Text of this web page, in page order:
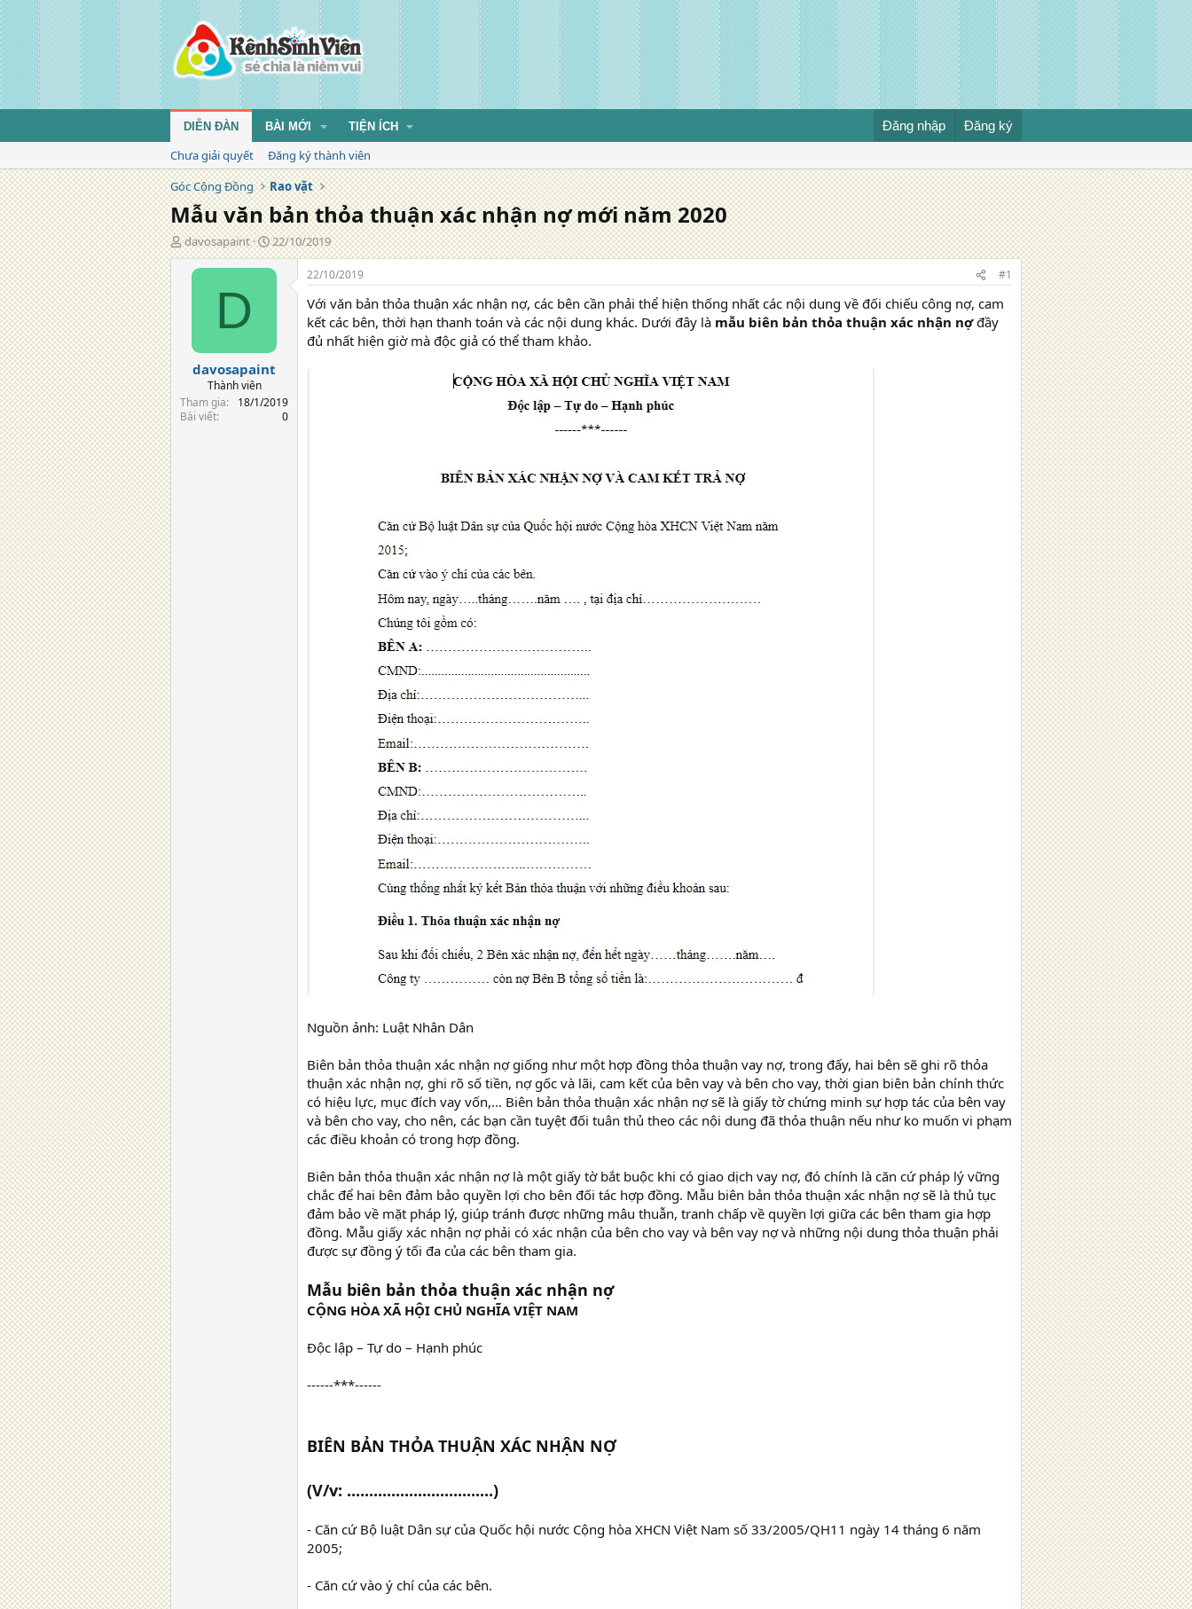
DIỄN ĐÀN BÀI MỚI TIỆN ÍCH Đăng nhập Đăng ký
Chưa giải quyết
Đăng ký thành viên
Góc Cộng Đồng
Rao vặt
Mẫu văn bản thỏa thuận xác nhận nợ mới năm 2020
T
á
davosapaint
N
g
à
g
22/10/2019
D
davosapaint
Thành viên
Tham gia
18/1/2019
Bài viết
0
22/10/2019 #1
Với văn bản thỏa thuận xác nhận nợ, các bên cần phải thể hiện thống nhất các nội dung về đối chiếu công nợ, cam
kết các bên, thời hạn thanh toán và các nội dung khác. Dưới đây là mẫu biên bản thỏa thuận xác nhận nợđầy
đủ nhất hiện giờ mà độc giả có thể tham khảo.
Nguồn ảnh: Luật Nhân Dân
Biên bản thỏa thuận xác nhận nợ giống như một hợp đồng thỏa thuận vay nợ, trong đấy, hai bên sẽ ghi rõ thỏa
thuận xác nhận nợ, ghi rõ số tiền, nợ gốc và lãi, cam kết của bên vay và bên cho vay, thời gian biên bản chính thức
có hiệu lực, mục đích vay vốn,… Biên bản thỏa thuận xác nhận nợ sẽ là giấy tờ chứng minh sự hợp tác của bên vay
và bên cho vay, cho nên, các bạn cần tuyệt đối tuân thủ theo các nội dung đã thỏa thuận nếu như ko muốn vi phạm
các điều khoản có trong hợp đồng.
Biên bản thỏa thuận xác nhận nợ là một giấy tờ bắt buộc khi có giao dịch vay nợ, đó chính là căn cứ pháp lý vững
chắc để hai bên đảm bảo quyền lợi cho bên đối tác hợp đồng. Mẫu biên bản thỏa thuận xác nhận nợ sẽ là thủ tục
đảm bảo về mặt pháp lý, giúp tránh được những mâu thuẫn, tranh chấp về quyền lợi giữa các bên tham gia hợp
đồng. Mẫu giấy xác nhận nợ phải có xác nhận của bên cho vay và bên vay nợ và những nội dung thỏa thuận phải
được sự đồng ý tối đa của các bên tham gia.
Mẫu biên bản thỏa thuận xác nhận nợ
CỘNG HÒA XÃ HỘI CHỦ NGHĨA VIỆT NAM
Độc lập – Tự do – Hạnh phúc
------***------
BIÊN BẢN THỎA THUẬN XÁC NHẬN NỢ
(V/v: .................................)
- Căn cứ Bộ luật Dân sự của Quốc hội nước Cộng hòa XHCN Việt Nam số 33/2005/QH11 ngày 14 tháng 6 năm
2005;
- Căn cứ vào ý chí của các bên.